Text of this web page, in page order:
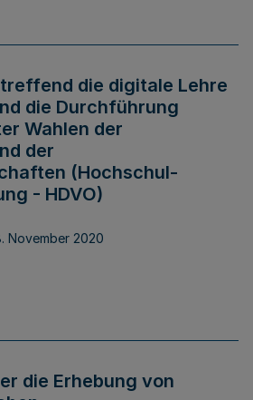
die digitale Lehre
die Durchführung
Wahlen der
der
(Hochschul-
- HDVO)
November 2020
die Erhebung von